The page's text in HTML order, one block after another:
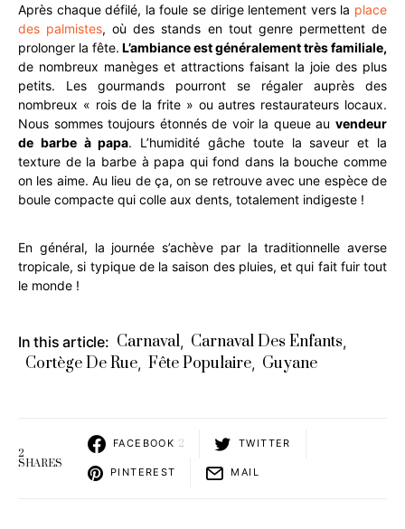
Après chaque défilé, la foule se dirige lentement vers la place
des palmistes, où des stands en tout genre permettent de
prolonger la fête. L’ambiance est généralement très familiale,
de nombreux manèges et attractions faisant la joie des plus
petits. Les gourmands pourront se régaler auprès des
nombreux « rois de la frite » ou autres restaurateurs locaux.
Nous sommes toujours étonnés de voir la queue au vendeur
de barbe à papa. L’humidité gâche toute la saveur et la
texture de la barbe à papa qui fond dans la bouche comme
on les aime. Au lieu de ça, on se retrouve avec une espèce de
boule compacte qui colle aux dents, totalement indigeste !
En général, la journée s’achève par la traditionnelle averse
tropicale, si typique de la saison des pluies, et qui fait fuir tout
le monde !
In this article: Carnaval, Carnaval Des Enfants,
Cortège De Rue, Fête Populaire, Guyane
2
SHARES
FACEBOOK 2 TWITTER
PINTEREST MAIL